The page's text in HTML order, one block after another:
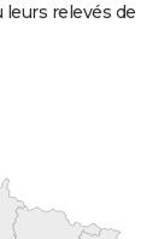
relevés de